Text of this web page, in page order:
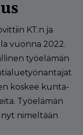
i
g
a
t
i
o
KT:n ja
vuonna 2022.
työelämän
koskee kunta-
Työelämän
nimeltään